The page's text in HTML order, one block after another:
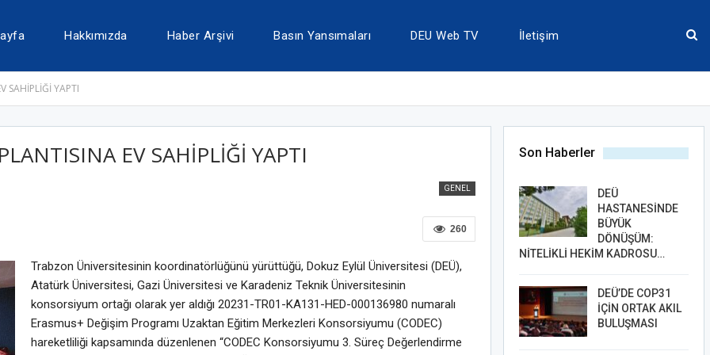
Hakkımızda Haber Arşivi Basın Yansımaları DEU Web TV İletişim
SAHİPLİĞİ YAPTI
EV SAHİPLİĞİ YAPTI
GENEL
260
Trabzon Üniversitesinin koordinatörlüğünü yürüttüğü, Dokuz Eylül Üniversitesi (DEÜ),
Atatürk Üniversitesi, Gazi Üniversitesi ve Karadeniz Teknik Üniversitesinin
konsorsiyum ortağı olarak yer aldığı 20231-TR01-KA131-HED-000136980 numaralı
Erasmus+ Değişim Programı Uzaktan Eğitim Merkezleri Konsorsiyumu (CODEC)
hareketliliği kapsamında düzenlenen “CODEC Konsorsiyumu 3. Süreç Değerlendirme
Son Haberler
DEÜ
HASTANESİNDE
BÜYÜK
DÖNÜŞÜM:
NİTELİKLİ HEKİM KADROSU…
DEÜ’DE COP31
İÇİN ORTAK AKIL
BULUŞMASI